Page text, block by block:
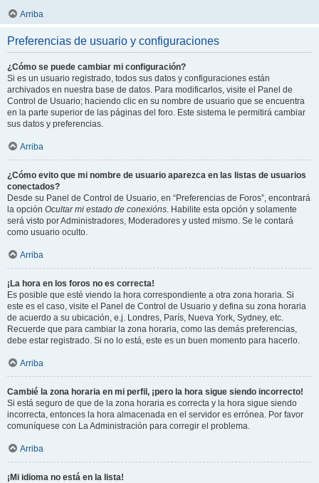
Arriba
Preferencias de usuario y configuraciones
¿Cómo se puede cambiar mi configuración?
Si es un usuario registrado, todos sus datos y configuraciones están
archivados en nuestra base de datos. Para modificarlos, visite el Panel de
Control de Usuario; haciendo clic en su nombre de usuario que se encuentra
en la parte superior de las páginas del foro. Este sistema le permitirá cambiar
sus datos y preferencias.
Arriba
¿Cómo evito que mi nombre de usuario aparezca en las listas de usuarios
conectados?
Desde su Panel de Control de Usuario, en “Preferencias de Foros”, encontrará
la opción Ocultar mi estado de conexións. Habilite esta opción y solamente
será visto por Administradores, Moderadores y usted mismo. Se le contará
como usuario oculto.
Arriba
¡La hora en los foros no es correcta!
Es posible que esté viendo la hora correspondiente a otra zona horaria. Si
este es el caso, visite el Panel de Control de Usuario y defina su zona horaria
de acuerdo a su ubicación, e.j. Londres, París, Nueva York, Sydney, etc.
Recuerde que para cambiar la zona horaria, como las demás preferencias,
debe estar registrado. Si no lo está, este es un buen momento para hacerlo.
Arriba
Cambié la zona horaria en mi perfil, ¡pero la hora sigue siendo incorrecto!
Si está seguro de que de la zona horaria es correcta y la hora sigue siendo
incorrecta, entonces la hora almacenada en el servidor es errónea. Por favor
comuníquese con La Administración para corregir el problema.
Arriba
¡Mi idioma no está en la lista!